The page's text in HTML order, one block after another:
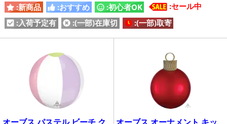
:新商品 :おすすめ :初心者OK
:セール中
:入荷予定有
:(一部)在庫切 :(一部)取寄
オーブス パステル ビーチ ク オーブス オーナメント キッ